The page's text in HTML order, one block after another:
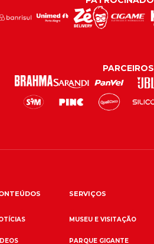
PARCEIROS
SERVIÇOS
MUSEU E VISITAÇÃO
PARQUE GIGANTE